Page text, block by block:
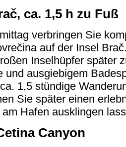
ca. 1,5 h zu Fuß
verbringen Sie
auf der Insel
Inselhüpfer später
und ausgiebigem
1,5 stündige
Sie später einen
Hafen ausklingen
Canyon